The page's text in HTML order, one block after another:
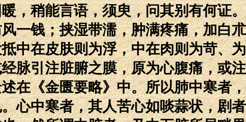
，稍能言语，须臾，问其别有何证
一钱；挟湿带濡，肿满疼痛，加白
中在皮肤则为浮，中在肉则为苛、
脉引注脏腑之膜，原为心腹痛，或
在《金匮要略》中。所以肺中寒者
心中寒者，其人苦心如啖蒜状，剧